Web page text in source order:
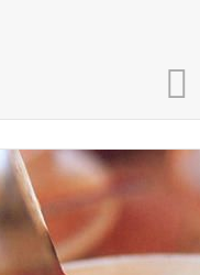
HOME
RECEPTEN